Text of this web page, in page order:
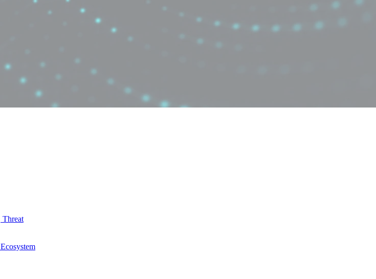
Threat
Ecosystem